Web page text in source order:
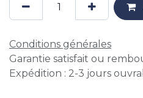
Conditions générales
Garantie satisfait ou
Expédition : 2-3 jours